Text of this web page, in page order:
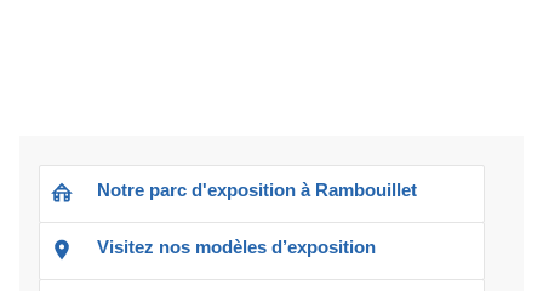
Notre parc d'exposition à Rambouillet
Visitez nos modèles d’exposition